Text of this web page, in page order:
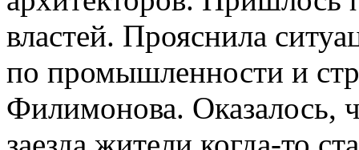
властей. Прояснила
по промышленности и
Филимонова. Оказалось,